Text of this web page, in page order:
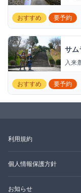
おすすめ
要予約
サム
入来
です。
おすすめ 要予約
利用規約
個人情報保護方針
お知らせ